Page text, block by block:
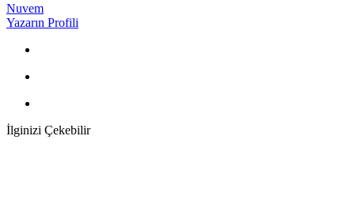
Nuvem
Yazarın Profili
İlginizi Çekebilir